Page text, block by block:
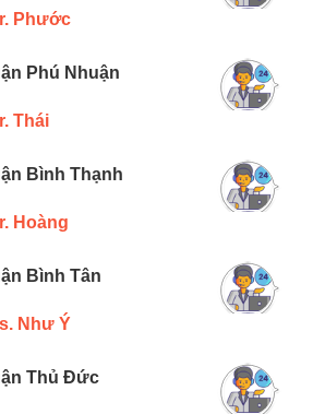
Phước
Phú Nhuận
Thái
Bình Thạnh
Hoàng
Bình Tân
Như Ý
Thủ Đức